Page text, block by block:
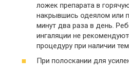
ложек препарата в
накрывшись одеялом или
минут два раза в день.
ингаляции не
процедуру при наличии
При полоскании для